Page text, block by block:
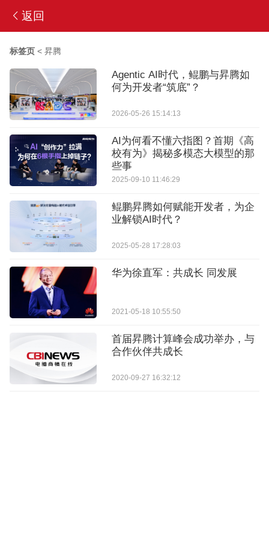
返回
标签页< 昇腾
Agentic AI时代，鲲鹏与昇腾如
何为开发者“筑底”？
2026-05-26 15:14:13
AI为何看不懂六指图？首期《高
校有为》揭秘多模态大模型的那
些事
2025-09-10 11:46:29
鲲鹏昇腾如何赋能开发者，为企
业解锁AI时代？
2025-05-28 17:28:03
华为徐直军：共成长 同发展
2021-05-18 10:55:50
首届昇腾计算峰会成功举办，与
合作伙伴共成长
2020-09-27 16:32:12